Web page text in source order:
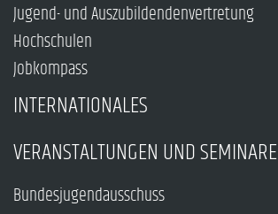
Jugend- und Auszubildendenvertretung
Hochschulen
Jobkompass
INTERNATIONALES
VERANSTALTUNGEN UND SEMINARE
Bundesjugendausschuss